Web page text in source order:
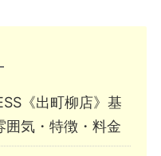
《出町柳店》基
囲気・特徴・料金